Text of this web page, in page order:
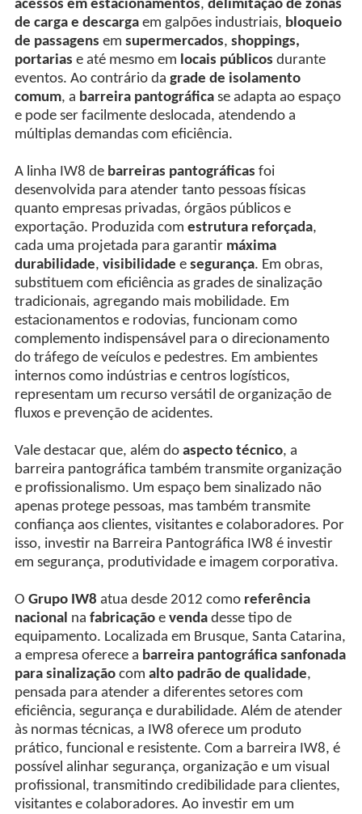
acessos em estacionamentos, delimitação de zonas
de carga e descargaem galpões industriais, bloqueio
de passagens em supermercados, shoppings,
portarias e até mesmo em locais públicos durante
eventos. Ao contrário da grade de isolamento
comum, a barreira pantográficase adapta ao espaço
e pode ser facilmente deslocada, atendendo a
múltiplas demandas com eficiência.
A linha IW8 de barreiras pantográficas foi
desenvolvida para atender tanto pessoas físicas
quanto empresas privadas, órgãos públicos e
exportação. Produzida com estrutura reforçada,
cada uma projetada para garantir máxima
durabilidade, visibilidade e segurança. Em obras,
substituem com eficiência as grades de sinalização
tradicionais, agregando mais mobilidade. Em
estacionamentos e rodovias, funcionam como
complemento indispensável para o direcionamento
do tráfego de veículos e pedestres. Em ambientes
internos como indústrias e centros logísticos,
representam um recurso versátil de organização de
fluxos e prevenção de acidentes.
Vale destacar que, além do aspecto técnico, a
barreira pantográfica também transmite organização
e profissionalismo. Um espaço bem sinalizado não
apenas protege pessoas, mas também transmite
confiança aos clientes, visitantes e colaboradores. Por
isso, investir na Barreira Pantográfica IW8 é investir
em segurança, produtividade e imagem corporativa.
O Grupo IW8 atua desde 2012 como referência
nacional na fabricaçãoe vendadesse tipo de
equipamento. Localizada em Brusque, Santa Catarina,
a empresa oferece a barreira pantográfica sanfonada
para sinalizaçãocom alto padrão de qualidade,
pensada para atender a diferentes setores com
eficiência, segurança e durabilidade. Além de atender
às normas técnicas, a IW8 oferece um produto
prático, funcional e resistente. Com a barreira IW8, é
possível alinhar segurança, organização e um visual
profissional, transmitindo credibilidade para clientes,
visitantes e colaboradores. Ao investir em um